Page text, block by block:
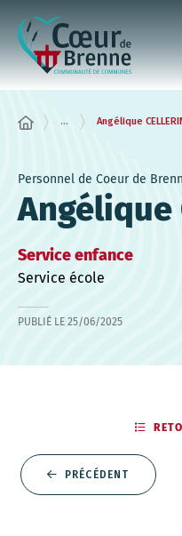
... Angélique
Personnel de Coeur de
Angélique
Service enfance
Service école
PUBLIÉ LE 25/06/2025
PRÉCÉDENT